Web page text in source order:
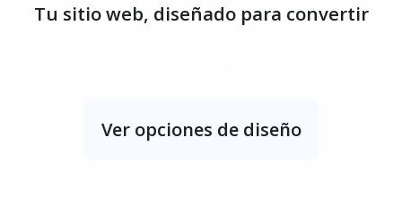
Tu sitio web, diseñado para convertir
Ver opciones de diseño